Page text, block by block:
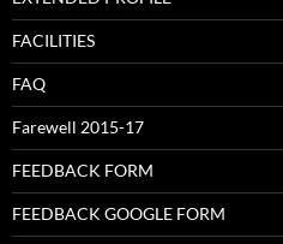
FACILITIES
FAQ
Farewell 2015-17
FEEDBACK FORM
FEEDBACK GOOGLE FORM